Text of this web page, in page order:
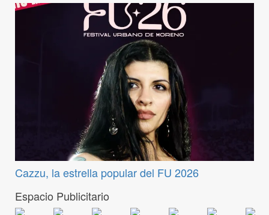
Cazzu, la estrella popular del FU 2026
Espacio Publicitario